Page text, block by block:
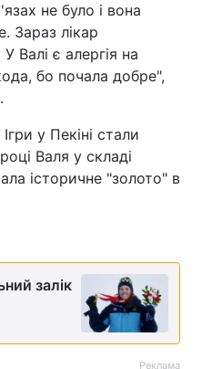
не було і вона
Зараз лікар
Валі є алергія на
бо почала добре",
у Пекіні стали
Валя у складі
історичне "золото" в
залік
Реклама